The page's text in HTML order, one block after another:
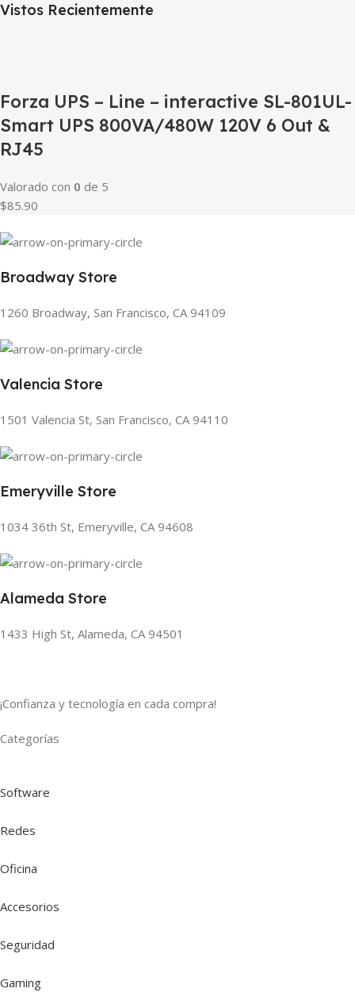
Vistos Recientemente
Forza UPS – Line – interactive SL-801UL-
Smart UPS 800VA/480W 120V 6 Out &
RJ45
Valorado con 0 de 5
$85.90
Broadway Store
1260 Broadway, San Francisco, CA 94109
Valencia Store
1501 Valencia St, San Francisco, CA 94110
Emeryville Store
1034 36th St, Emeryville, CA 94608
Alameda Store
1433 High St, Alameda, CA 94501
¡Confianza y tecnología en cada compra!
Categorías
Software
Redes
Oficina
Accesorios
Seguridad
Gaming